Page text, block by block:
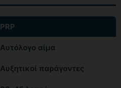
PRP
Αυτόλογο αίμα
Αυξητικοί παράγοντες